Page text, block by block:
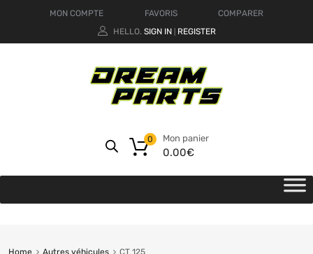
MON COMPTE FAVORIS
COMPARER
HELLO. SIGN IN REGISTER
Mon panier
0.00€
0